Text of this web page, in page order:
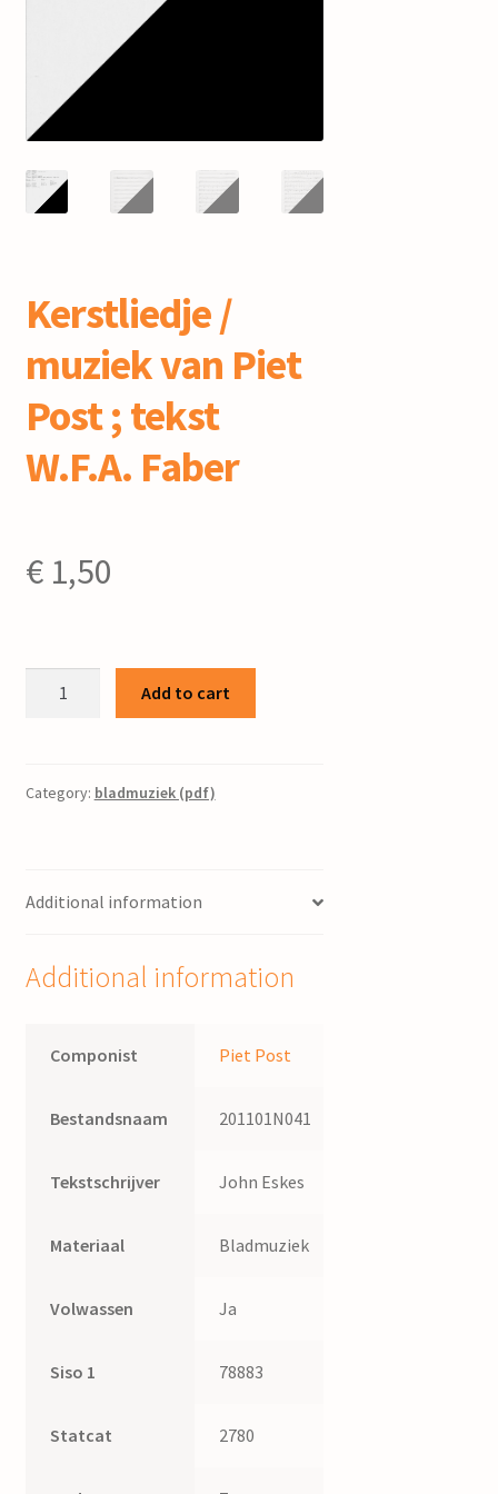
Kerstliedje /
muziek van Piet
Post ; tekst
W.F.A. Faber
€1,50
Piet
W.F.A.
Add to cart
Category: bladmuziek (pdf)
Additional information
Additional information
Componist Piet Post
Bestandsnaam 201101N041
Tekstschrijver John Eskes
Materiaal Bladmuziek
Volwassen Ja
Siso 1 78883
Statcat 2780